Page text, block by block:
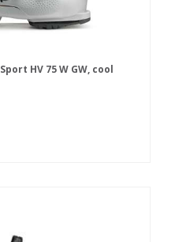
HV 75 W GW, cool